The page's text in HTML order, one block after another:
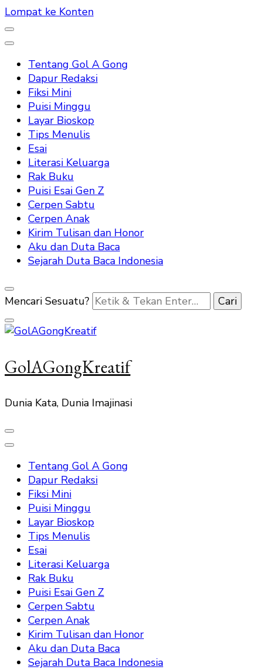
Lompat ke Konten
Tentang Gol A Gong
Dapur Redaksi
Fiksi Mini
Puisi Minggu
Layar Bioskop
Tips Menulis
Esai
Literasi Keluarga
Rak Buku
Puisi Esai Gen Z
Cerpen Sabtu
Cerpen Anak
Kirim Tulisan dan Honor
Aku dan Duta Baca
Sejarah Duta Baca Indonesia
Mencari Sesuatu?
GolAGongKreatif
Dunia Kata, Dunia Imajinasi
Tentang Gol A Gong
Dapur Redaksi
Fiksi Mini
Puisi Minggu
Layar Bioskop
Tips Menulis
Esai
Literasi Keluarga
Rak Buku
Puisi Esai Gen Z
Cerpen Sabtu
Cerpen Anak
Kirim Tulisan dan Honor
Aku dan Duta Baca
Sejarah Duta Baca Indonesia